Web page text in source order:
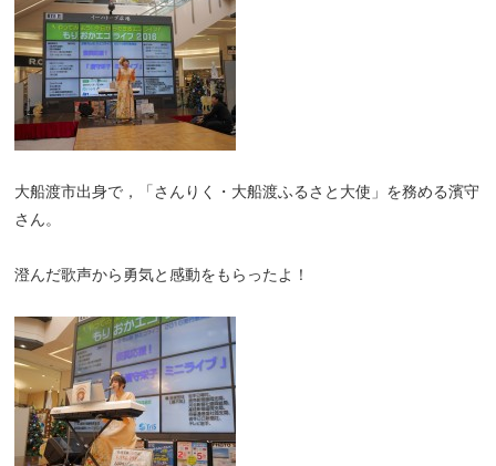
大船渡市出身で，「さんりく・大船渡ふるさと大使」を務める濱守
さん。
澄んだ歌声から勇気と感動をもらったよ！